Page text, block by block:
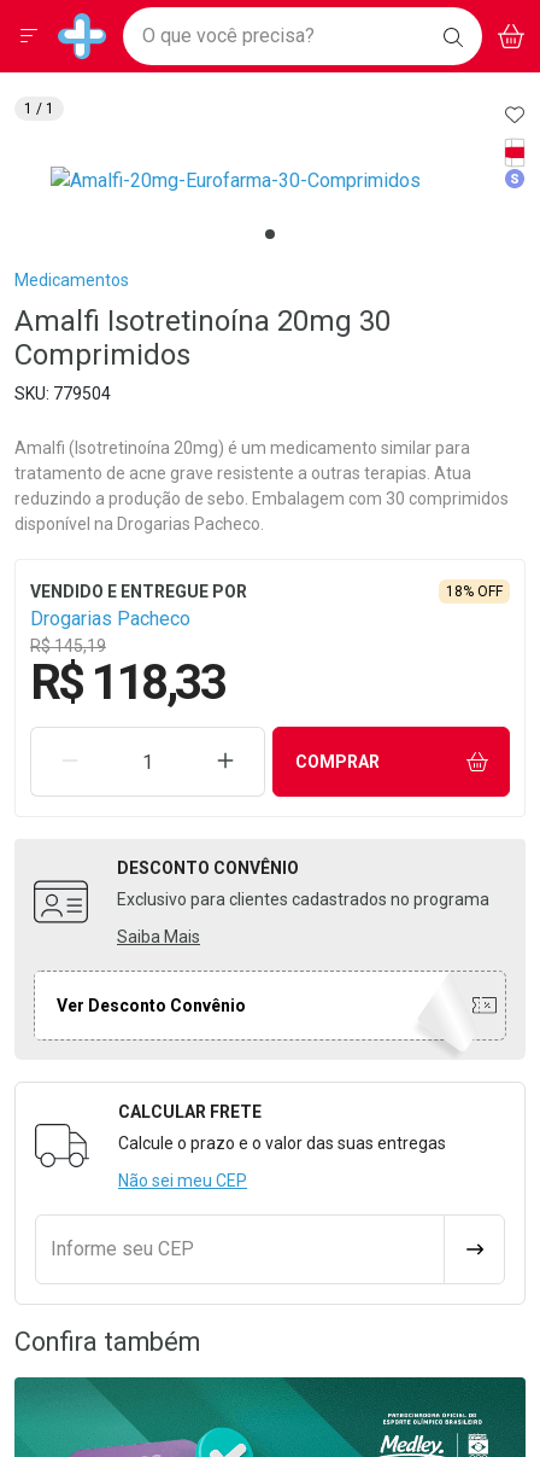
Drogarias Pacheco
Baixe nosso APP e aproveite Ofertas Exclusivas!
BAIXE
O APP
Ir direto para a home
pela página
Ir direto para o conteúdo
Ir direto para a busca
Ir direto para a conta
Ir direto para a notificações
Ir direto para o carrinho
Faça a sua busca
O que você precisa? BUSCAR
Menu
Breadcrumb
Medicamentos
Amalfi Isotretinoína 20mg 30
Comprimidos
779504
Amalfi (Isotretinoína 20mg) é um medicamento similar para
tratamento de acne grave resistente a outras terapias. Atua
reduzindo a produção de sebo. Embalagem com 30 comprimidos
disponível na Drogarias Pacheco.
Drogarias Pacheco
R$ 145,19
18% OFF
R$ 118,33
REMOVER UMA UNIDADEAUMENTAR UMA UNIDADE
COMPRAR
DESCONTO CONVÊNIO
Exclusivo para clientes cadastrados no programa
Saiba Mais
Ver Desconto Convênio
Formulário para Calcular o Frete
CALCULAR FRETE
Calcule o prazo e o valor das suas entregas
Não sei meu CEP
Informe seu CEP
1 / 1
Confira também